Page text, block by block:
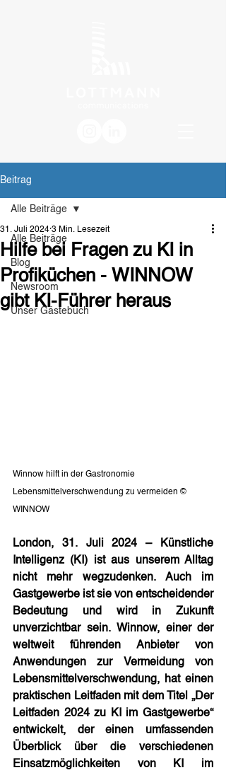
Beitrag
Alle Beiträge
Blog
Newsroom
Unser Gästebuch
Alle Beiträge
Hilfe bei Fragen zu KI in
Profiküchen - WINNOW
gibt KI-Führer heraus
31. Juli 2024 3 Min. Lesezeit
Winnow hilft in der Gastronomie
Lebensmittelverschwendung zu vermeiden ©
WINNOW
London, 31. Juli 2024 – Künstliche
Intelligenz (KI) ist aus unserem Alltag
nicht mehr wegzudenken. Auch im
Gastgewerbe ist sie von entscheidender
Bedeutung und wird in Zukunft
unverzichtbar sein. Winnow, einer der
weltweit führenden Anbieter von
Anwendungen zur Vermeidung von
Lebensmittelverschwendung, hat einen
praktischen Leitfaden mit dem Titel „Der
Leitfaden 2024 zu KI im Gastgewerbe“
entwickelt, der einen umfassenden
Überblick über die verschiedenen
Einsatzmöglichkeiten von KI im